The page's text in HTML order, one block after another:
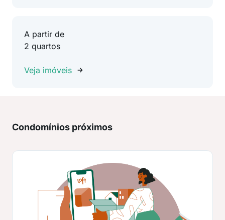
A partir de
2 quartos
Veja imóveis
Condomínios próximos